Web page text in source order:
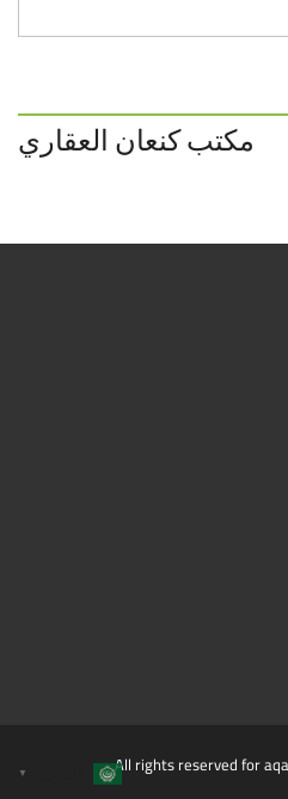
مكتب كنعان العقاري
All rights reserved for
▼